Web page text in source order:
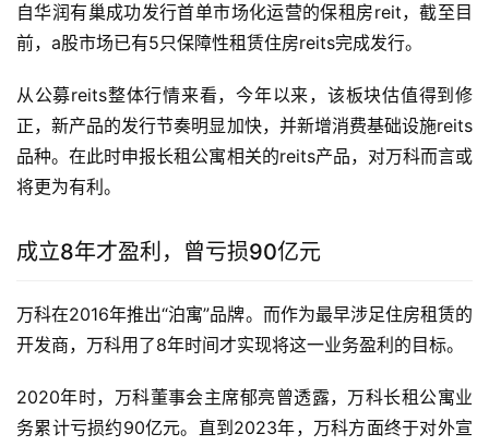
自华润有巢成功发行首单市场化运营的保租房reit，截至目
前，a股市场已有5只保障性租赁住房reits完成发行。
从公募reits整体行情来看，今年以来，该板块估值得到修
正，新产品的发行节奏明显加快，并新增消费基础设施reits
品种。在此时申报长租公寓相关的reits产品，对万科而言或
将更为有利。
成立8年才盈利，曾亏损90亿元
万科在2016年推出“泊寓”品牌。而作为最早涉足住房租赁的
开发商，万科用了8年时间才实现将这一业务盈利的目标。
2020年时，万科董事会主席郁亮曾透露，万科长租公寓业
务累计亏损约90亿元。直到2023年，万科方面终于对外宣